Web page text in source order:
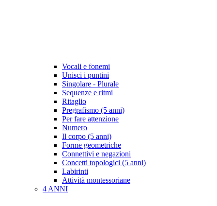
Vocali e fonemi
Unisci i puntini
Singolare - Plurale
Sequenze e ritmi
Ritaglio
Pregrafismo (5 anni)
Per fare attenzione
Numero
Il corpo (5 anni)
Forme geometriche
Connettivi e negazioni
Concetti topologici (5 anni)
Labirinti
Attività montessoriane
4 ANNI